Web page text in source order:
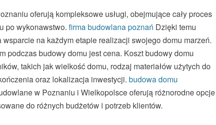
oferują kompleksowe usługi, obejmujące cały proces
po wykonawstwo. firma budowlana poznań Dzięki temu
na każdym etapie realizacji swojego domu marzeń.
podczas budowy domu jest cena. Koszt budowy domu
takich jak wielkość domu, rodzaj materiałów użytych do
oraz lokalizacja inwestycji. budowa domu
w Poznaniu i Wielkopolsce oferują różnorodne opcje
do różnych budżetów i potrzeb klientów.